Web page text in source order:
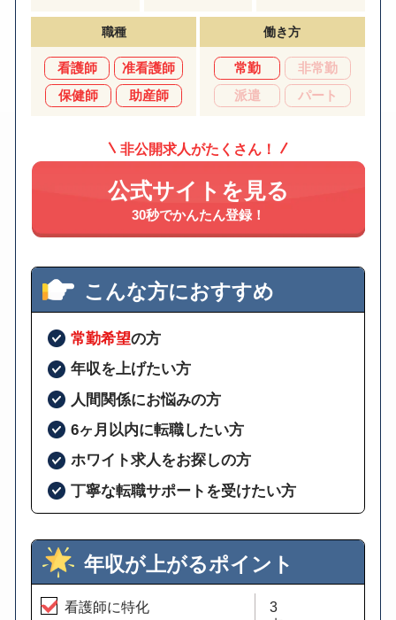
職種
看護師
准看護師
保健師
助産師
働き方
常勤
非常勤
派遣
パート
非公開求人がたくさん！
公式サイトを見る
30秒でかんたん登録！
こんな方におすすめ
常勤希望の方
年収を上げたい方
人間関係にお悩みの方
6ヶ月以内に転職したい方
ホワイト求人をお探しの方
丁寧な転職サポートを受けたい方
年収が上がるポイント
看護師に特化
3